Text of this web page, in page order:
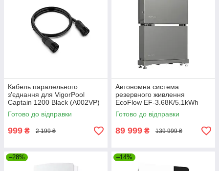
Кабель паралельного
з'єднання для VigorPool
Captain 1200 Black (A002VP)
Готово до відправки
999 ₴ 2 199 ₴
Автономна система
резервного живлення
EcoFlow EF-3.68K/5.1kWh
інвертор + батарея +
підставка під батарею (EF-
3.68K/5.1kWh)
Готово до відправки
89 999 ₴ 139 999 ₴
–28% –14%